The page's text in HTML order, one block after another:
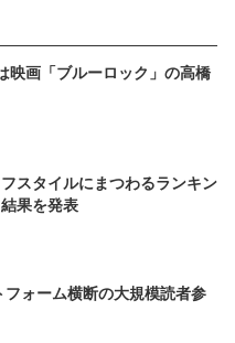
映画「ブルーロック」の高橋
スタイルにまつわるランキン
果を発表
ォーム横断の大規模読者参